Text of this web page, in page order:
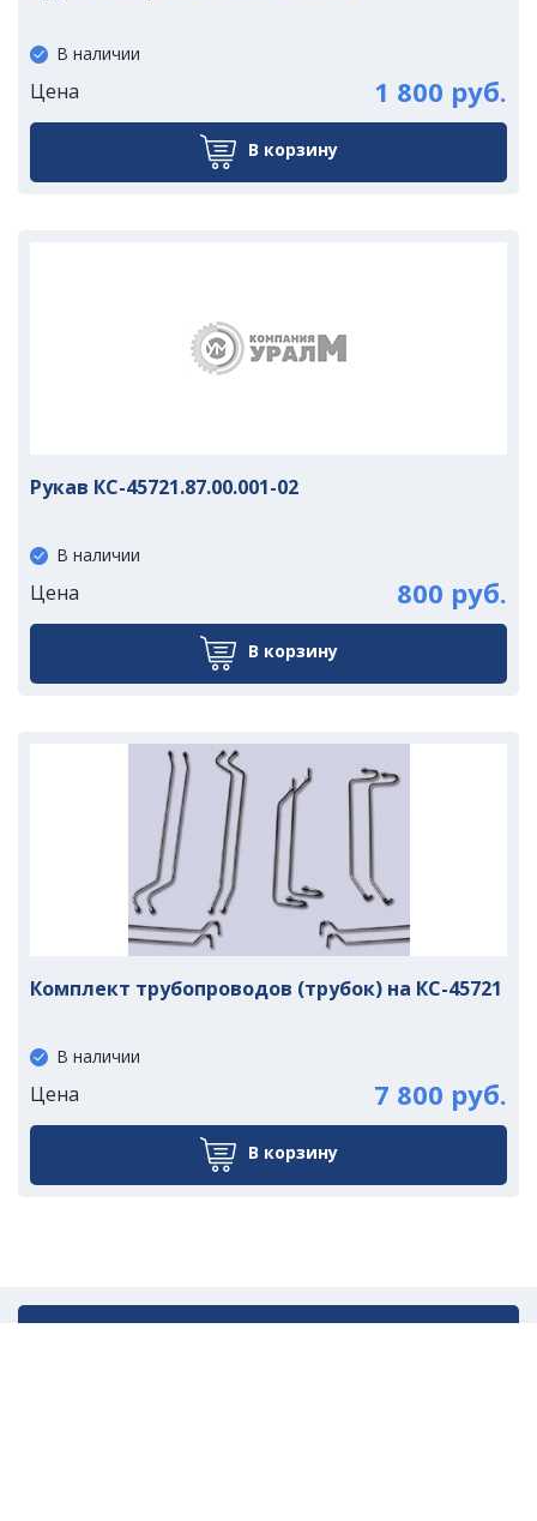
В наличии
Цена 1 800 руб.
В корзину
Рукав КС-45721.87.00.001-02
В наличии
Цена 800 руб.
В корзину
Комплект трубопроводов (трубок) на КС-45721
В наличии
Цена 7 800 руб.
В корзину